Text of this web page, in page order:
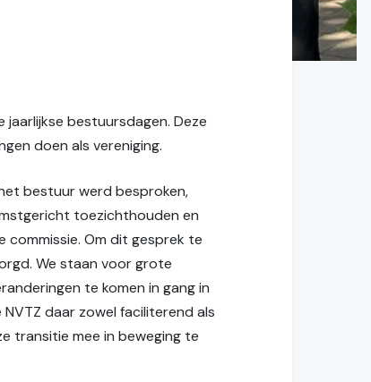
bestuursdagen. Deze
doen als vereniging.
bestuur werd besproken,
toezichthouden en
commissie. Om dit gesprek te
We staan voor grote
te komen in gang in
daar zowel faciliterend als
transitie mee in beweging te